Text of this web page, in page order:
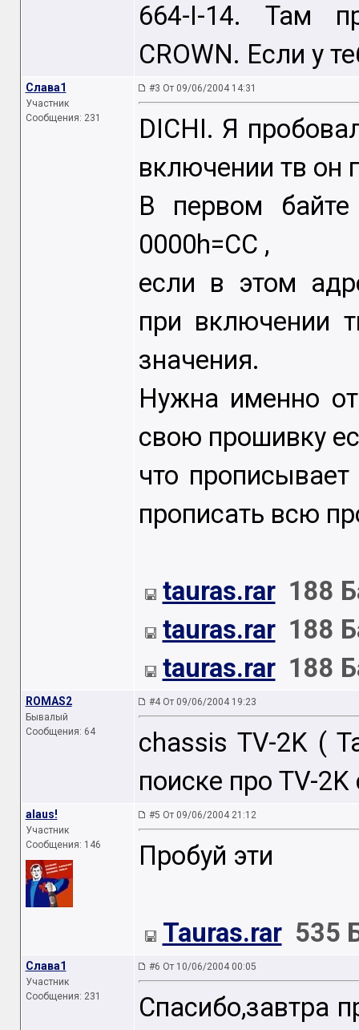
664-I-14. Там
CROWN. Если у
Слава1
Участник
Сообщения: 231
#3 От 09/06/2004 14:31
DICHI. Я
включении тв он
В первом байте
0000h=CC ,
если в этом
при включении
значения.
Нужна именно
свою прошивку
что
прописать всю
tauras.rar 188
tauras.rar 188
tauras.rar 188
ROMAS2
Бывалый
Сообщения: 64
#4 От 09/06/2004 19:23
chassis TV-2K (
поиске про TV-
alaus!
Участник
Сообщения: 146
#5 От 09/06/2004 21:12
Пробуй эти
Tauras.rar 535
Слава1
Участник
Сообщения: 231
#6 От 10/06/2004 00:05
Спасибо,завтра